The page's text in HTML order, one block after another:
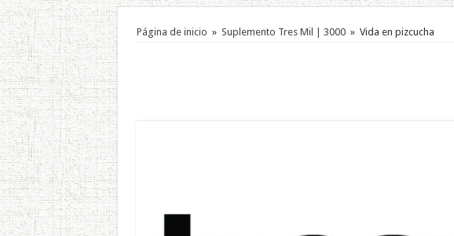
Página de inicio » Suplemento Tres Mil | 3000 » Vida en pizcucha